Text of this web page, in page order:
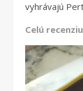
vyhrávajú
Celú